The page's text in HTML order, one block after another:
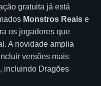
gratuita já está
Monstros Reais e
os jogadores que
A novidade amplia
versões mais
incluindo Dragões